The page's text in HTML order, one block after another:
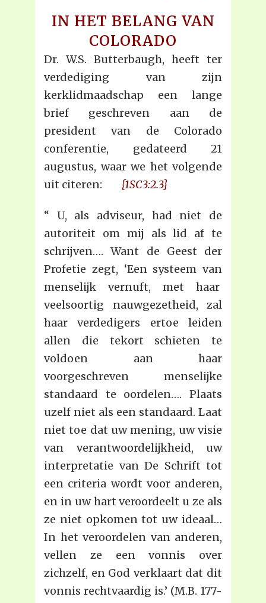
IN HET BELANG VAN
COLORADO
Dr. W.S. Butterbaugh, heeft ter
verdediging van zijn
kerklidmaadschap een lange
brief geschreven aan de
president van de Colorado
conferentie, gedateerd 21
augustus, waar we het volgende
uit citeren: {1SC3:2.3}
“ U, als adviseur, had niet de
autoriteit om mij als lid af te
schrijven…. Want de Geest der
Profetie zegt, ‘Een systeem van
menselijk vernuft, met haar
veelsoortig nauwgezetheid, zal
haar verdedigers ertoe leiden
allen die tekort schieten te
voldoen aan haar
voorgeschreven menselijke
standaard te oordelen…. Plaats
uzelf niet als een standaard. Laat
niet toe dat uw mening, uw visie
van verantwoordelijkheid, uw
interpretatie van De Schrift tot
een criteria wordt voor anderen,
en in uw hart veroordeelt u ze als
ze niet opkomen tot uw ideaal…
In het veroordelen van anderen,
vellen ze een vonnis over
zichzelf, en God verklaart dat dit
vonnis rechtvaardig is.’ (M.B. 177-